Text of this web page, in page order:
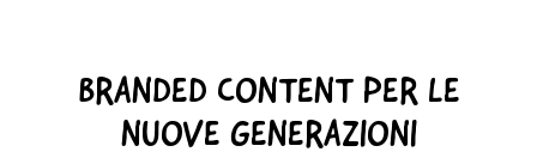
BRANDED CONTENT PER LE
NUOVE GENERAZIONI